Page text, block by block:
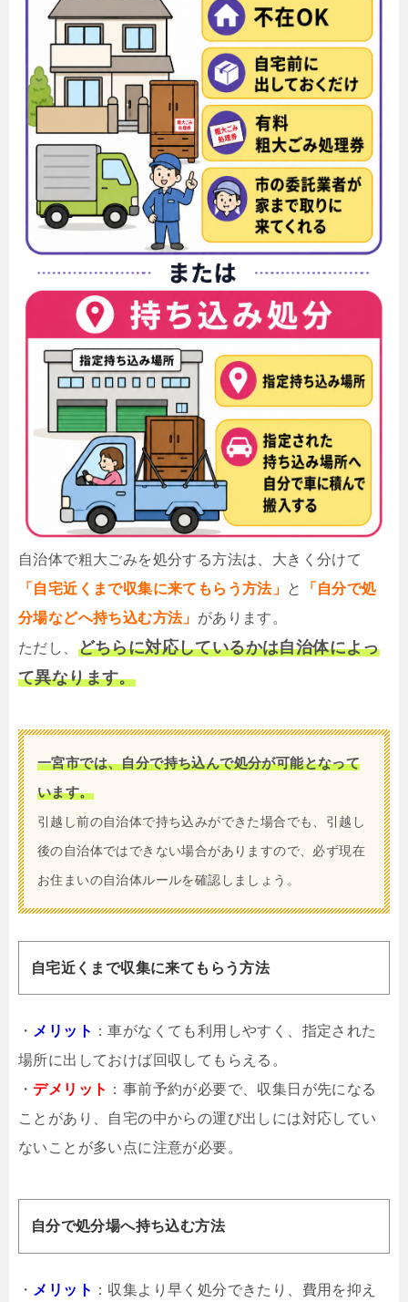
自治体で粗大ごみを処分する方法は、大きく分けて
「自宅近くまで収集に来てもらう方法」 と
「自分で処
分場などへ持ち込む方法」 があります。
ただし、 どちらに対応しているかは自治体によっ
て異なります。
一宮市では、自分で持ち込んで処分が可能となって
います。
引越し前の自治体で持ち込みができた場合でも、引越し
後の自治体ではできない場合がありますので、必ず現在
お住まいの自治体ルールを確認しましょう。
自宅近くまで収集に来てもらう方法
・ メリット ：車がなくても利用しやすく、指定された
場所に出しておけば回収してもらえる。
・デメリット ：事前予約が必要で、収集日が先になる
ことがあり、自宅の中からの運び出しには対応してい
ないことが多い点に注意が必要。
自分で処分場へ持ち込む方法
・ メリット ：収集より早く処分できたり、費用を抑え